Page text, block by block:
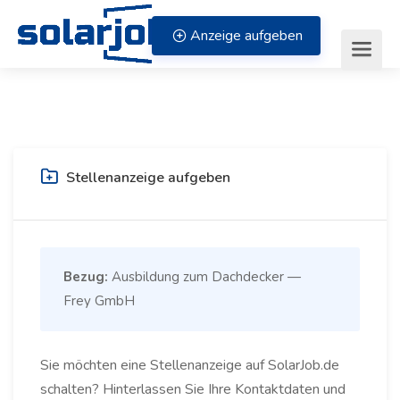
Zum Inhalt springen
Anzeige aufgeben
Stellenanzeige aufgeben
Bezug: Ausbildung zum Dachdecker —
Frey GmbH
Sie möchten eine Stellenanzeige auf SolarJob.de
schalten? Hinterlassen Sie Ihre Kontaktdaten und